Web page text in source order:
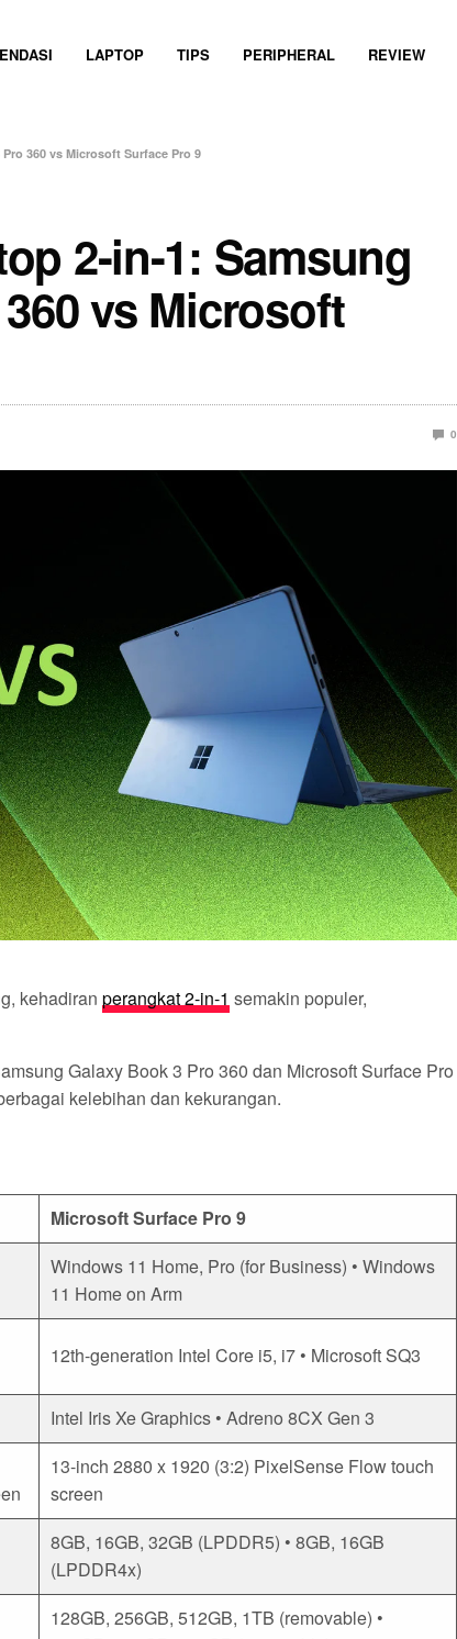
LAPTOP TIPS PERIPHERAL REVIEW
360 vs Microsoft Surface Pro 9
2-in-1: Samsung
vs Microsoft
0
kehadiranperangkat 2-in-1 semakin populer,
Galaxy Book 3 Pro 360 dan Microsoft Surface Pro
kelebihan dan kekurangan.
Microsoft Surface Pro 9
Windows 11 Home, Pro (for Business) • Windows
11 Home on Arm
12th-generation Intel Core i5, i7 • Microsoft SQ3
Intel Iris Xe Graphics • Adreno 8CX Gen 3
13-inch 2880 x 1920 (3:2) PixelSense Flow touch
screen
8GB, 16GB, 32GB (LPDDR5) • 8GB, 16GB
(LPDDR4x)
128GB, 256GB, 512GB, 1TB (removable) •